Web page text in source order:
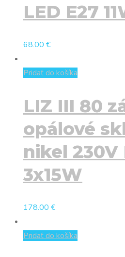
LED E27
68.00 €
Pridať do košíka
LIZ III 80
opálové
nikel 230V
3x15W
178.00 €
Pridať do košíka